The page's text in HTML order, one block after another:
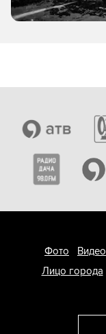
Фото Видео
Лицо города